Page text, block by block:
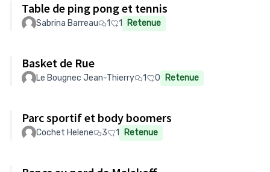
Table de ping pong et tennis
Sabrina Barreau 1 1 Retenue
Basket de Rue
Le Bougnec Jean-Thierry 1 0 Retenue
Parc sportif et body boomers
Cochet Helene 3 1 Retenue